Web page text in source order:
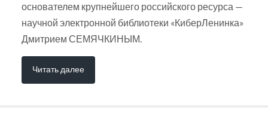
основателем крупнейшего российского ресурса —
научной электронной библиотеки «КиберЛенинка»
Дмитрием СЕМЯЧКИНЫМ.
Читать далее